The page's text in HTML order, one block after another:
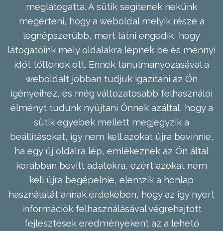
meglátogatta. A sütik segítenek nekünk
megérteni, hogy a weboldal melyik része a
legnépszerűbb, mert látni engedik, hogy
látogatóink mely oldalakra lépnek be és mennyi
időt töltenek ott. Ennek tanulmányozásával a
weboldalt jobban tudjuk igazítani az Ön
igényeihez, és még változatosabb felhasználói
élményt tudunk nyújtani Önnek azáltal, hogy a
sütik egyebek mellett megjegyzik a
beállításokat, így nem kell azokat újra bevinnie,
ha egy új oldalra lép, emlékeznek az Ön által
korábban bevitt adatokra, ezért azokat nem
kell újra begépelnie, elemzik a honlap
használatát annak érdekében, hogy az így nyert
információk felhasználásával végrehajtott
fejlesztések eredményeként az a lehető